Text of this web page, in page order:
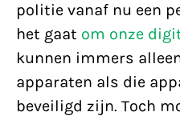
politie vanaf nu een
het gaat om onze
kunnen immers
apparaten als die
beveiligd zijn. Toch